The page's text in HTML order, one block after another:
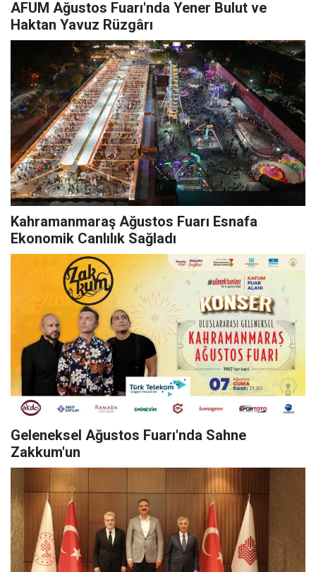
AFUM Ağustos Fuarı'nda Yener Bulut ve
Haktan Yavuz Rüzgârı
Kahramanmaraş Ağustos Fuarı Esnafa
Ekonomik Canlılık Sağladı
Geleneksel Ağustos Fuarı'nda Sahne
Zakkum'un